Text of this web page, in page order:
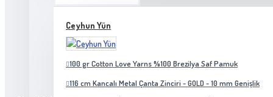
Ceyhun Yün
100 gr Cotton Love Yarns %100 Brezilya Saf Pamuk
116 cm Kancalı Metal Çanta Zinciri - GOLD - 10 mm Genişlik
Ekrandaki ürünün rengi